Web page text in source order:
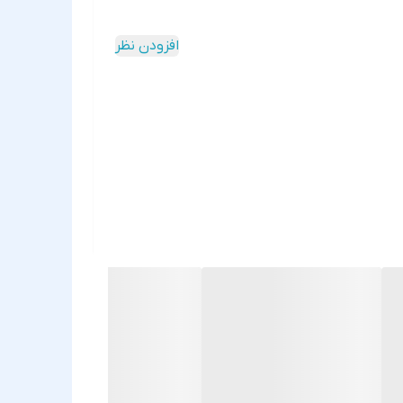
افزودن نظر